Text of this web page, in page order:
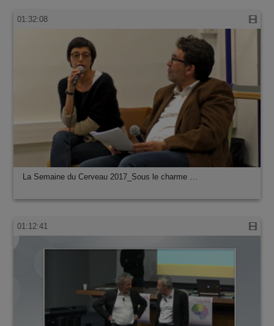
La Semaine du Cerveau 2017_Jeux vidéo et a…
La Semaine du Cerveau 2017_Sous le charme …